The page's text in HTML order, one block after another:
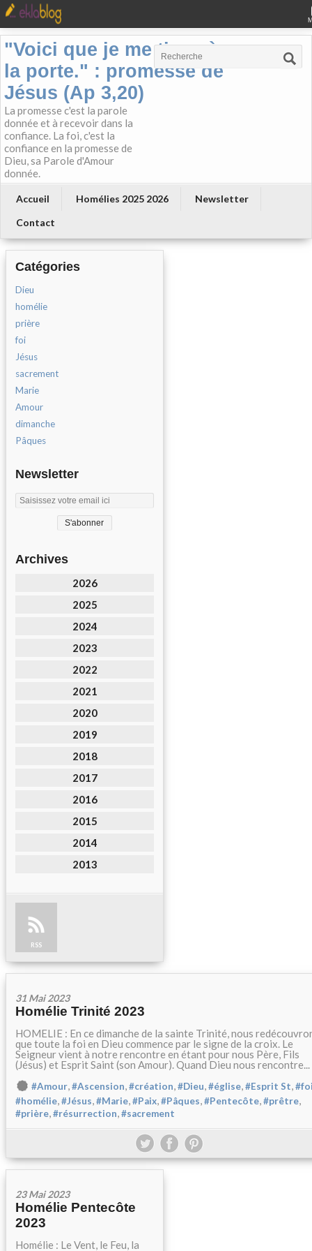
"Voici que je me tiens à
la porte." : promesse de
Jésus (Ap 3,20)
La promesse c'est la parole
donnée et à recevoir dans la
confiance. La foi, c'est la
confiance en la promesse de
Dieu, sa Parole d'Amour
donnée.
Accueil Homélies 2025 2026
Newsletter
Contact
Catégories
Dieu
homélie
prière
foi
Jésus
sacrement
Marie
Amour
dimanche
Pâques
Newsletter
Archives
2026
2025
2024
2023
2022
2021
2020
2019
2018
2017
2016
2015
2014
2013
RSS
31 Mai 2023
Homélie Trinité 2023
HOMELIE : En ce dimanche de la sainte Trinité, nous
que toute la foi en Dieu commence par le signe de la croix. Le
Seigneur vient à notre rencontre en étant pour nous Père, Fils
(Jésus) et Esprit Saint (son Amour). Quand Dieu nous rencontre...
#Amour,#Ascension,#création,#Dieu,#église,#Esprit St,
#homélie,#Jésus,#Marie,#Paix,#Pâques,#Pentecôte,#prêtre,
#prière,#résurrection,#sacrement
23 Mai 2023
Homélie Pentecôte
2023
Homélie : Le Vent, le Feu, la